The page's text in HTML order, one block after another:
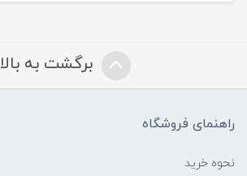
برگشت به بالا
راهنمای فروشگاه
نحوه خرید